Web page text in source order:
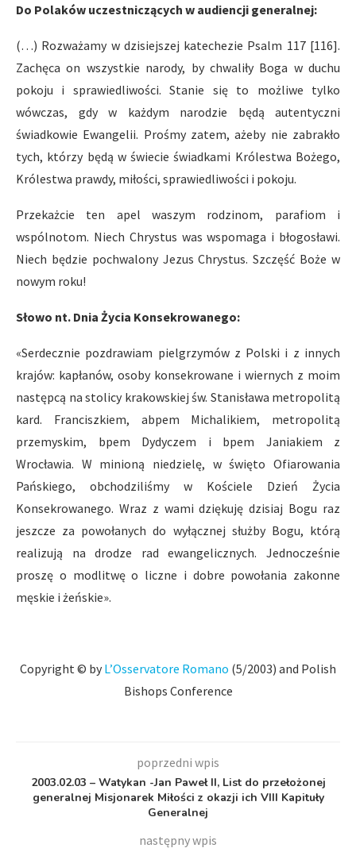
Do Polaków uczestniczących w audiencji generalnej:
(…) Rozważamy w dzisiejszej katechezie Psalm 117 [116].
Zachęca on wszystkie narody, by chwaliły Boga w duchu
pokoju i sprawiedliwości. Stanie się to możliwe tylko
wówczas, gdy w każdym narodzie będą autentyczni
świadkowie Ewangelii. Prośmy zatem, ażeby nie zabrakło
tych, którzy będą w świecie świadkami Królestwa Bożego,
Królestwa prawdy, miłości, sprawiedliwości i pokoju.
Przekażcie ten apel waszym rodzinom, parafiom i
wspólnotom. Niech Chrystus was wspomaga i błogosławi.
Niech będzie pochwalony Jezus Chrystus. Szczęść Boże w
nowym roku!
Słowo nt. Dnia Życia Konsekrowanego:
«Serdecznie pozdrawiam pielgrzymów z Polski i z innych
krajów: kapłanów, osoby konsekrowane i wiernych z moim
następcą na stolicy krakowskiej św. Stanisława metropolitą
kard. Franciszkiem, abpem Michalikiem, metropolitą
przemyskim, bpem Dydyczem i bpem Janiakiem z
Wrocławia. W minioną niedzielę, w święto Ofiarowania
Pańskiego, obchodziliśmy w Kościele Dzień Życia
Konsekrowanego. Wraz z wami dziękuję dzisiaj Bogu raz
jeszcze za powołanych do wyłącznej służby Bogu, którą
realizują na drodze rad ewangelicznych. Jednocześnie
proszę o modlitwę o liczne i dobre powołania zakonne
męskie i żeńskie».
Copyright © by L’Osservatore Romano (5/2003) and Polish
Bishops Conference
poprzedni wpis
2003.02.03 – Watykan -Jan Paweł II, List do przełożonej
generalnej Misjonarek Miłości z okazji ich VIII Kapituły
Generalnej
następny wpis